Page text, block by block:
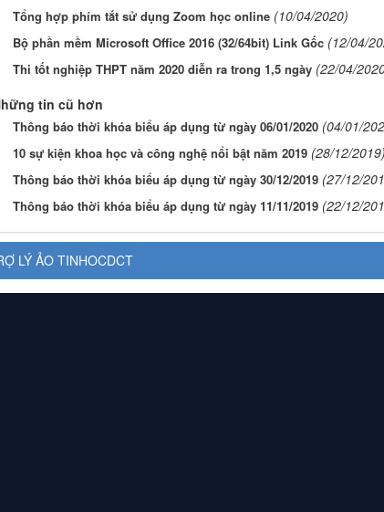
Tổng hợp phím tắt sử dụng Zoom học online (10/04/2020)
Bộ phần mềm Microsoft Office 2016 (32/64bit) Link Gốc (12/04/
Thi tốt nghiệp THPT năm 2020 diễn ra trong 1,5 ngày (22/04/
tin cũ hơn
Thông báo thời khóa biểu áp dụng từ ngày 06/01/2020 (04/01/
10 sự kiện khoa học và công nghệ nổi bật năm 2019 (28/12/2019)
Thông báo thời khóa biểu áp dụng từ ngày 30/12/2019 (27/12/
Thông báo thời khóa biểu áp dụng từ ngày 11/11/2019 (22/12/
LÝ ẢO TINHOCDCT